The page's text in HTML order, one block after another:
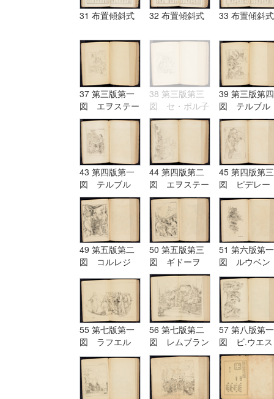
31 布置傾斜式 32 布置傾斜式 33 布置傾斜式
37 第三版第一
図 エヲステー
ド Aostade
38 第三版第三
図 セ・ボル子
ツト I.Burnet
39 第三版第四
図 テルブル
グ terburg
43 第四版第一
図 テルブル
グ Terburg
44 第四版第二
図 エヲステー
ド Aostade
45 第四版第三
図 ピデレー
ル PDeLwer
49 第五版第二
図 コルレジ
50 第五版第三
図 ギドーヲ
Guido
51 第六版第一
図 ルウベン
ス Reubens
55 第七版第一
図 ラフエル
Raffaelle
56 第七版第二
図 レムブラン
ド Rembrandt
57 第八版第一
図 ビ.ウエス
ト B.West